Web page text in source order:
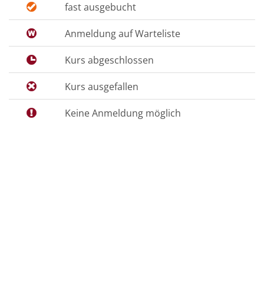
fast ausgebucht
Anmeldung auf Warteliste
Kurs abgeschlossen
Kurs ausgefallen
Keine Anmeldung möglich